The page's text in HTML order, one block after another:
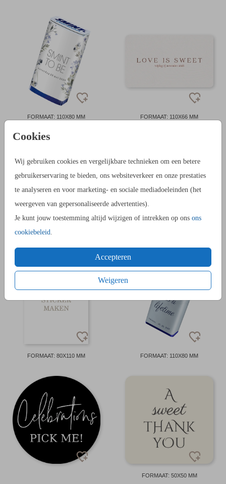
Cookies
Wij gebruiken cookies en vergelijkbare technieken om een betere
gebruikerservaring te bieden, ons websiteverkeer en onze prestaties
te analyseren en voor marketing- en sociale mediadoeleinden (het
weergeven van gepersonaliseerde advertenties).
Je kunt jouw toestemming altijd wijzigen of intrekken op ons ons
cookiebeleid
Accepteren
Weigeren
FORMAAT: 110X80 MM FORMAAT: 110X66 MM
FORMAAT: Ø59 MM
FORMAAT: 80X110 MM FORMAAT: 110X80 MM
FORMAAT: 50X50 MM